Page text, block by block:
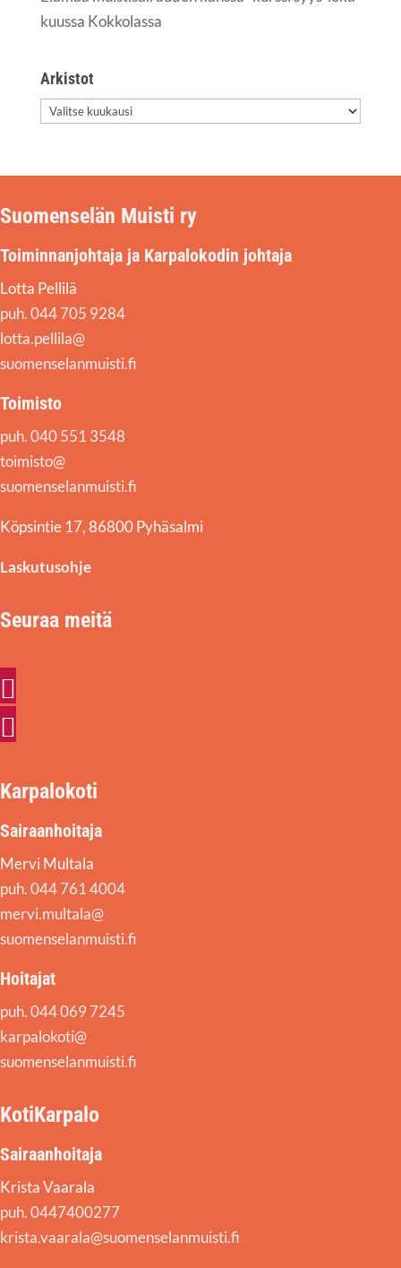
kuus­sa Kokkolassa
Arkis­tot
Arkis­
Suomenselän Muisti ry
Toiminnanjohtaja ja Karpalokodin johtaja
Lotta Pellilä
puh. 044 705 9284
lotta.pellila@
suomenselanmuisti.fi
Toimisto
puh. 040 551 3548
toimisto@
suomenselanmuisti.fi
Köpsintie 17, 86800 Pyhäsalmi
Laskutusohje
Seuraa meitä
Facebook
Karpalokoti
Sairaanhoitaja
Mervi Multala
puh. 044 761 4004
mervi.multala@
suomenselanmuisti.fi
Hoitajat
puh. 044 069 7245
karpalokoti@
suomenselanmuisti.fi
KotiKarpalo
Sairaanhoitaja
Krista Vaarala
puh. 0447400277
krista.vaarala@suomenselanmuisti.fi